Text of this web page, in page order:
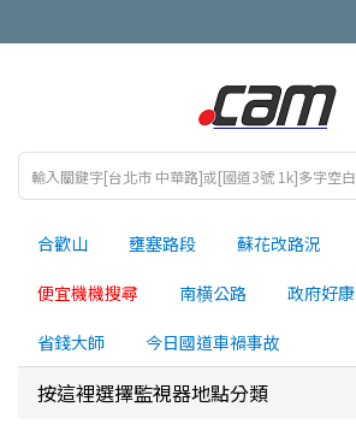
合歡山 壅塞路段 蘇花改路況
便宜機機搜尋 南横公路 政府好康
省錢大師 今日國道車禍事故
按這裡選擇監視器地點分類